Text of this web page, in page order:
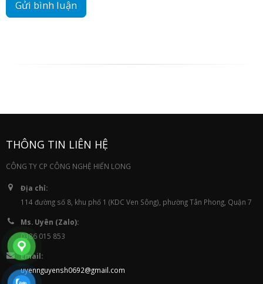
THÔNG TIN LIÊN HỆ
CÔNG TY CP CÔNG NGHỆ HIỂN LONG
Địa chỉ:
114 đường số 8, khu phố 1 (KDC Ven Sông), phường Tân Phong, Quận 7
Ms. Uyên (Zalo):
0386 015 853
Email:
uyennguyensh0692@gmail.com